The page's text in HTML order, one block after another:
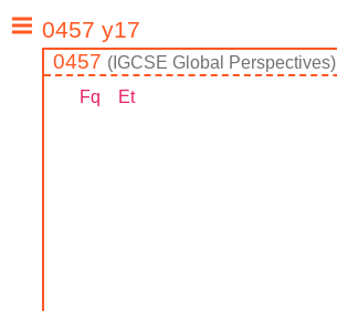
0457 ( IGCSE Global Perspectives)
Fq Et